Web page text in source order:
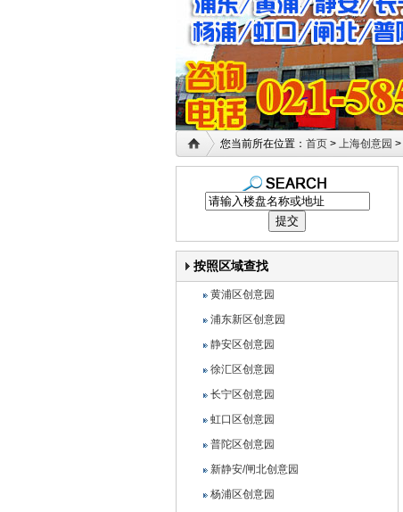
您当前所在位置： 首页 > 上海创意园 >
按照区域查找
黄浦区创意园
浦东新区创意园
静安区创意园
徐汇区创意园
长宁区创意园
虹口区创意园
普陀区创意园
新静安/闸北创意园
杨浦区创意园